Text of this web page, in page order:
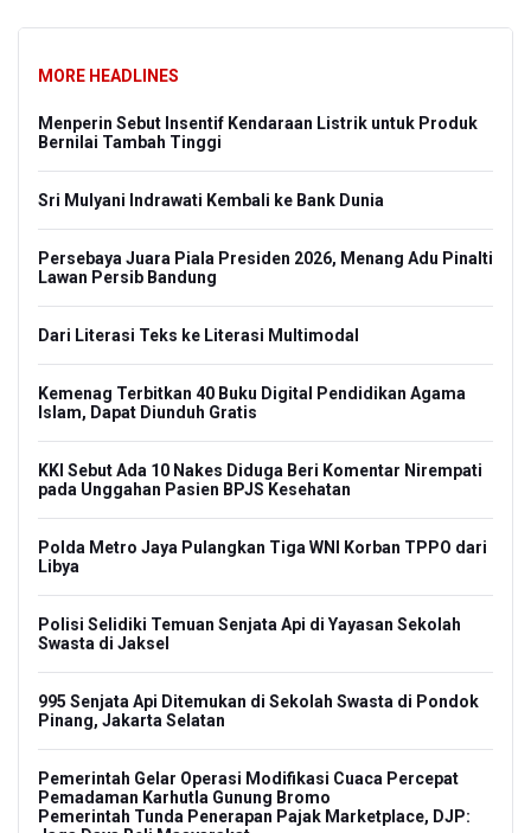
MORE HEADLINES
Menperin Sebut Insentif Kendaraan Listrik untuk Produk
Bernilai Tambah Tinggi
Sri Mulyani Indrawati Kembali ke Bank Dunia
Persebaya Juara Piala Presiden 2026, Menang Adu Pinalti
Lawan Persib Bandung
Dari Literasi Teks ke Literasi Multimodal
Kemenag Terbitkan 40 Buku Digital Pendidikan Agama
Islam, Dapat Diunduh Gratis
KKI Sebut Ada 10 Nakes Diduga Beri Komentar Nirempati
pada Unggahan Pasien BPJS Kesehatan
Polda Metro Jaya Pulangkan Tiga WNI Korban TPPO dari
Libya
Polisi Selidiki Temuan Senjata Api di Yayasan Sekolah
Swasta di Jaksel
995 Senjata Api Ditemukan di Sekolah Swasta di Pondok
Pinang, Jakarta Selatan
Pemerintah Gelar Operasi Modifikasi Cuaca Percepat
Pemadaman Karhutla Gunung Bromo
Pemerintah Tunda Penerapan Pajak Marketplace, DJP: